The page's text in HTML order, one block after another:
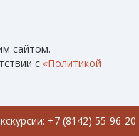
сайтом.
с «Политикой
+7 (8142) 55-96-